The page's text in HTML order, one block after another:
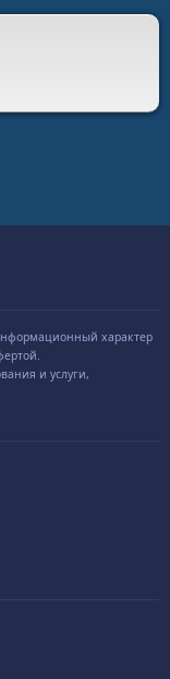
характер
и услуги,